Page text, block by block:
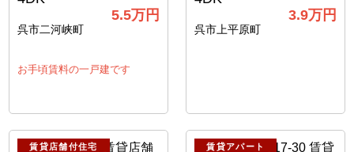
5.5万円
呉市二河峡町
お手頃賃料の一戸建です
3.9万円
呉市上平原町
賃貸店舗付住宅 賃貸アパート